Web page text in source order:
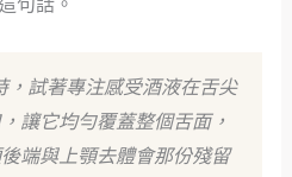
，試著專注感受酒液在舌尖
讓它均勻覆蓋整個舌面，
端與上顎去體會那份殘留